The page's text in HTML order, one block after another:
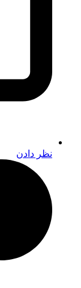
نظر دادن